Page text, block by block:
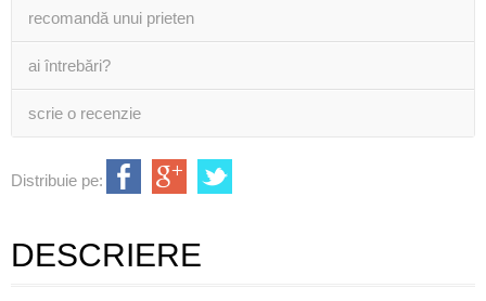
recomandă unui prieten
ai întrebări?
scrie o recenzie
Distribuie pe:
DESCRIERE